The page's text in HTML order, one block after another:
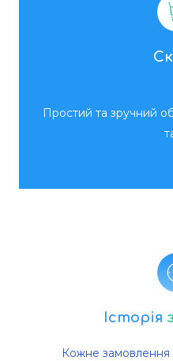
Простий та зручний
Історія
Кожне замовлення